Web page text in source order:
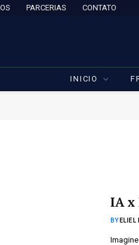
PARCERIAS CONTATO
INICIO
IA x
BY ELIEL